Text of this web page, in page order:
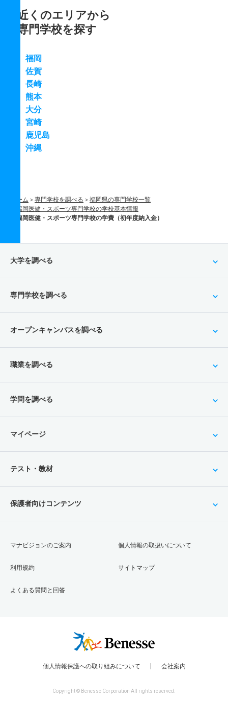
近くのエリアから
専門学校を探す
福岡
佐賀
長崎
熊本
大分
宮崎
鹿児島
沖縄
ホーム 専門学校を調べる
福岡県の専門学校一覧
福岡医健・スポーツ専門学校の学校基本情報
福岡医健・スポーツ専門学校の学費（初年度納入金）
大学を調べる
専門学校を調べる
オープンキャンパスを調べる
職業を調べる
学問を調べる
マイページ
テスト・教材
保護者向けコンテンツ
マナビジョンのご案内
利用規約
よくある質問と回答
個人情報の取扱いについて
サイトマップ
個人情報保護への取り組みについて 会社案内
Copyright © Benesse Corporation All rights reserved.